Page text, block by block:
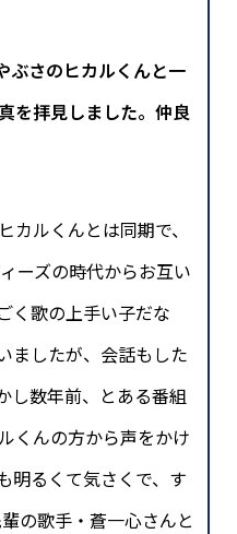
さのヒカルくんと一
を拝見しました。仲良
ルくんとは同期で、
ーズの時代からお互い
く歌の上手い子だな
ましたが、会話もした
し数年前、とある番組
くんの方から声をかけ
明るくて気さくで、す
の歌手・蒼一心さんと